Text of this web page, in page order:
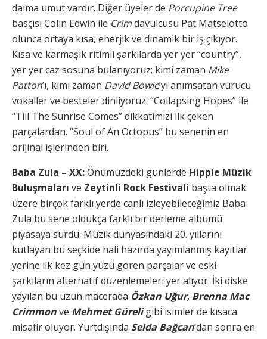
daima umut vardır. Diğer üyeler de Porcupine Tree
basçısı Colin Edwin ile Crimdavulcusu Pat Matselotto
olunca ortaya kısa, enerjik ve dinamik bir iş çıkıyor.
Kısa ve karmaşık ritimli şarkılarda yer yer “country”,
yer yer caz sosuna bulanıyoruz; kimi zaman Mike
Patton’ı, kimi zaman David Bowie’yi anımsatan vurucu
vokaller ve besteler dinliyoruz. “Collapsing Hopes” ile
“Till The Sunrise Comes” dikkatimizi ilk çeken
parçalardan. “Soul of An Octopus” bu senenin en
orijinal işlerinden biri.
Baba Zula – XX:Önümüzdeki günlerde Hippie Müzik
Buluşmaları ve Zeytinli Rock Festivali başta olmak
üzere birçok farklı yerde canlı izleyebileceğimiz Baba
Zula bu sene oldukça farklı bir derleme albümü
piyasaya sürdü. Müzik dünyasındaki 20. yıllarını
kutlayan bu seçkide hali hazırda yayımlanmış kayıtlar
yerine ilk kez gün yüzü gören parçalar ve eski
şarkıların alternatif düzenlemeleri yer alıyor. İki diske
yayılan bu uzun macerada Özkan Uğur, Brenna Mac
Crimmonve Mehmet Güreligibi isimler de kısaca
misafir oluyor. Yurtdışında Selda Bağcan’dan sonra en